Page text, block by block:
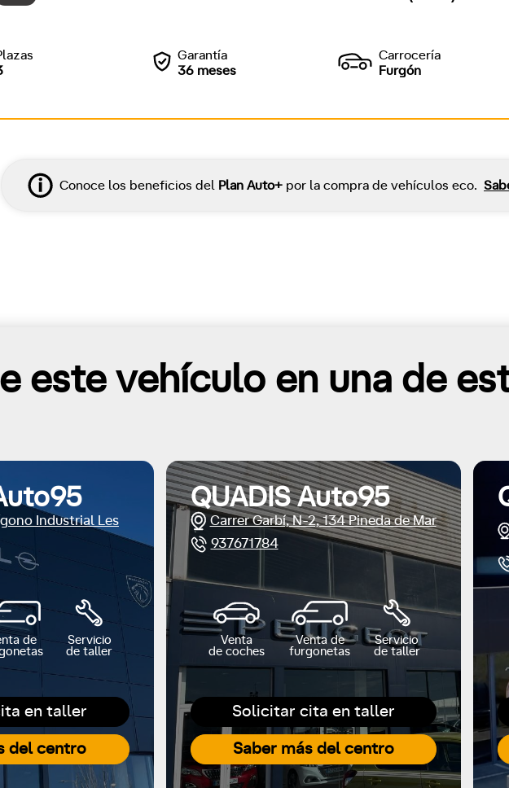
Garantía
36 meses
Carrocería
Furgón
Conoce los beneficios del Plan Auto+ por la compra de vehículos eco.
este vehículo en una de
en taller
del centro
Industrial Les
de
Servicio
de taller
Solicitar cita en taller
Saber más del centro
QUADIS Auto95
Carrer Garbí, N-2, 134 Pineda de Mar
937671784
Venta
de coches
Venta de
furgonetas
Servicio
de taller